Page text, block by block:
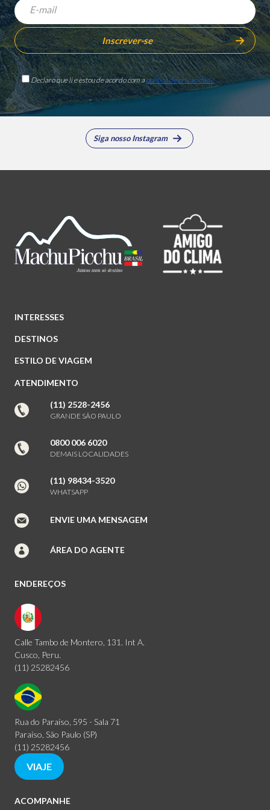
Declaro que li e estou de acordo com a política de privacidade
Siga nosso Instagram
INTERESSES
DESTINOS
ESTILO DE VIAGEM
ATENDIMENTO
(11) 2528-2456
GRANDE SÃO PAULO
0800 006 6020
DEMAIS LOCALIDADES
(11) 98434-3520
WHATSAPP
ENVIE UMA MENSAGEM
ÁREA DO AGENTE
ENDEREÇOS
Calle Tambo de Montero, 131. Int A.
Cusco, Peru.
(11) 25282456
Rua do Paraíso, 595 - Sala 71
Paraíso, São Paulo (SP)
(11) 25282456
VIAJE
ACOMPANHE